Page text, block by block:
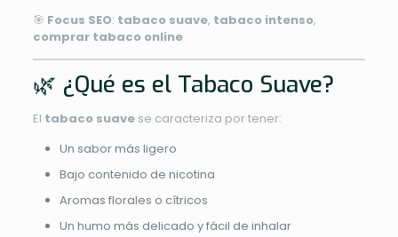
🎯 Focus SEO: tabaco suave, tabaco intenso,
comprar tabaco online
🌿 ¿Qué es el Tabaco Suave?
El tabaco suavese caracteriza por tener:
Un sabor más ligero
Bajo contenido de nicotina
Aromas florales o cítricos
Un humo más delicado y fácil de inhalar